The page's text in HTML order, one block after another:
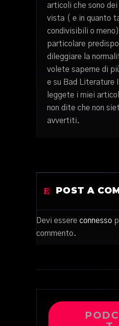
articoli che sono
vista ( e in quanto
condivisibili o
particolare
dileggiare la
volete saperne di
e su Bad Literature
leggete i miei
non dite che non
avvertiti.
POST A
Devi essere connesso
commento.